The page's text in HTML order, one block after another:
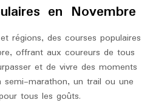
en Novembre
régions, des courses populaires
offrant aux coureurs de tous
et de vivre des moments
semi-marathon, un trail ou une
tous les goûts.